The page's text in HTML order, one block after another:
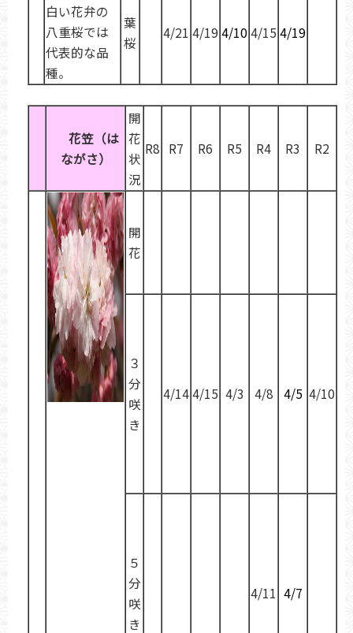
白い花弁の
八重桜では
代表的な品
種。
葉
桜
4/21 4/19 4/104/15 4/19
花笠（は
ながさ）
開
花
状
況
R8 R7 R6 R5 R4 R3 R2
開
花
３
分
咲
き
4/144/15 4/3 4/8 4/5 4/10
５
分
咲
き
4/11 4/7